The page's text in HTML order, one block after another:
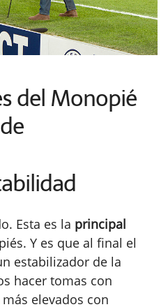
del Monopié
Esta es la principal
Y es que al final el
estabilizador de la
hacer tomas con
más elevados con